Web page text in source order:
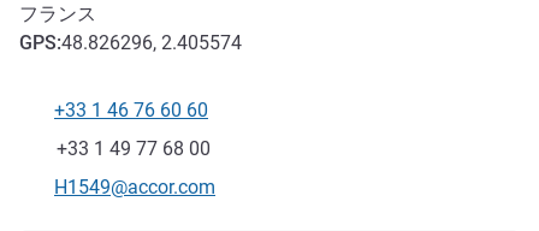
フランス
GPS:48.826296, 2.405574
電話番号
+33 1 46 76 60 60
ファックス
+33 1 49 77 68 00
Eメール
H1549@accor.com